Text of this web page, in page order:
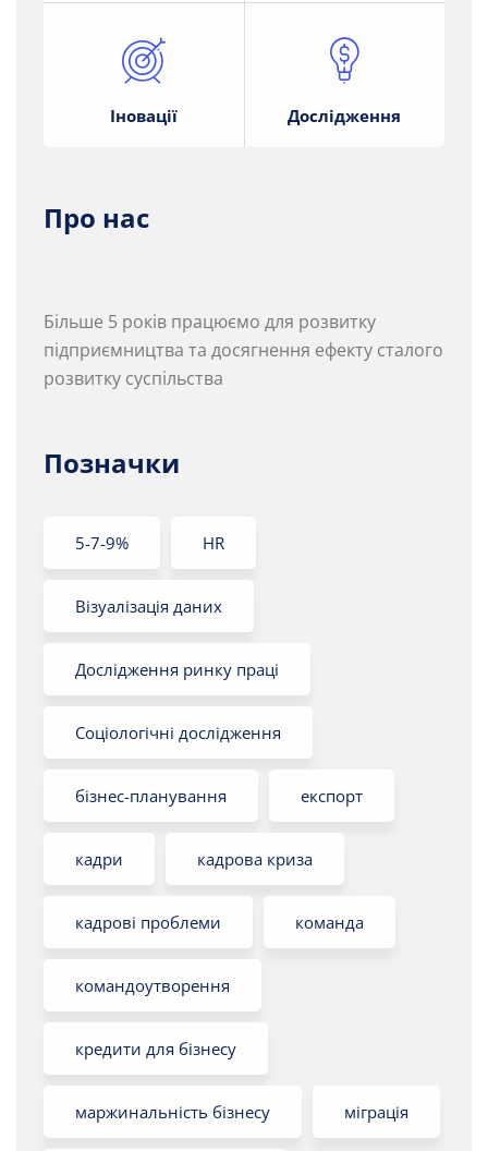
Іновації Дослідження
Про нас
Більше 5 років працюємо для розвитку
підприємництва та досягнення ефекту сталого
розвитку суспільства
Позначки
5-7-9% HR
Візуалізація даних
Дослідження ринку праці
Соціологічні дослідження
бізнес-планування експорт
кадри кадрова криза
кадрові проблеми команда
командоутворення
кредити для бізнесу
маржинальність бізнесу міграція